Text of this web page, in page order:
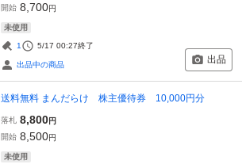
開始 8,700円
未使用
1 5/17 00:27終了
出品中の商品 出品
送料無料 まんだらけ 株主優待券 10,000円分
落札 8,800円
開始 8,500円
未使用